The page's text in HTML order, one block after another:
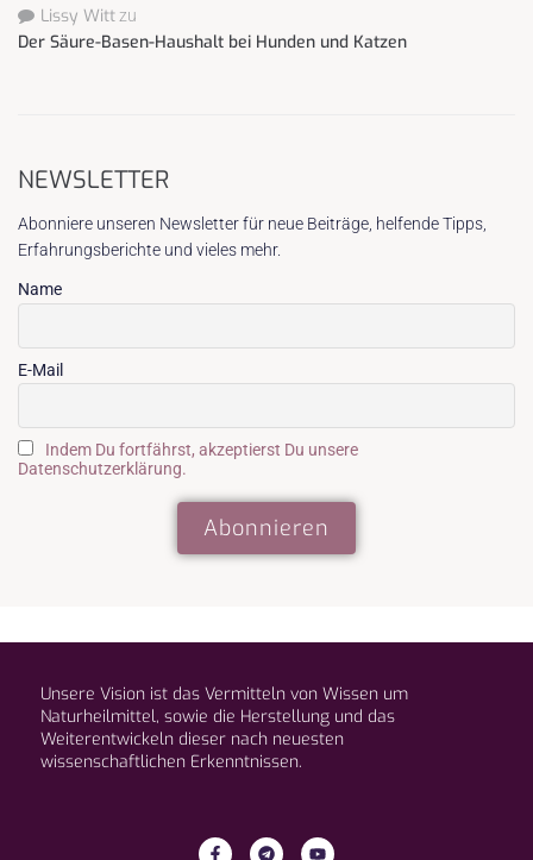
Lissy Wittzu
Der Säure-Basen-Haushalt bei Hunden und Katzen
NEWSLETTER
Abonniere unseren Newsletter für neue Beiträge, helfende Tipps,
Erfahrungsberichte und vieles mehr.
Name
E-Mail
Indem Du fortfährst, akzeptierst Du unsere
Datenschutzerklärung.
Unsere Vision ist das Vermitteln von Wissen um
Naturheilmittel, sowie die Herstellung und das
Weiterentwickeln dieser nach neuesten
wissenschaftlichen Erkenntnissen.